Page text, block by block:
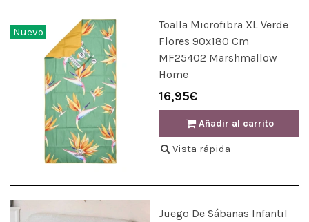
Nuevo
Toalla Microfibra XL Verde
Flores 90x180 Cm
MF25402 Marshmallow
Home
16,95€
Añadir al carrito
Vista rápida
Juego De Sábanas Infantil